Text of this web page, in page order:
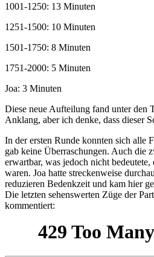
1001-1250: 13 Minuten
1251-1500: 10 Minuten
1501-1750: 8 Minuten
1751-2000: 5 Minuten
Joa: 3 Minuten
Diese neue Aufteilung fand unter den
Anklang, aber ich denke, dass dieser
In der ersten Runde konnten sich alle
gab keine Überraschungen. Auch die
erwartbar, was jedoch nicht bedeutete,
waren. Joa hatte streckenweise
reduzieren Bedenkzeit und kam hier
Die letzten sehenswerten Züge der
kommentiert: